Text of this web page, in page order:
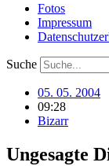
Fotos
Impressum
Suche
05. 05. 2004
09:28
Bizarr
Ungesagte